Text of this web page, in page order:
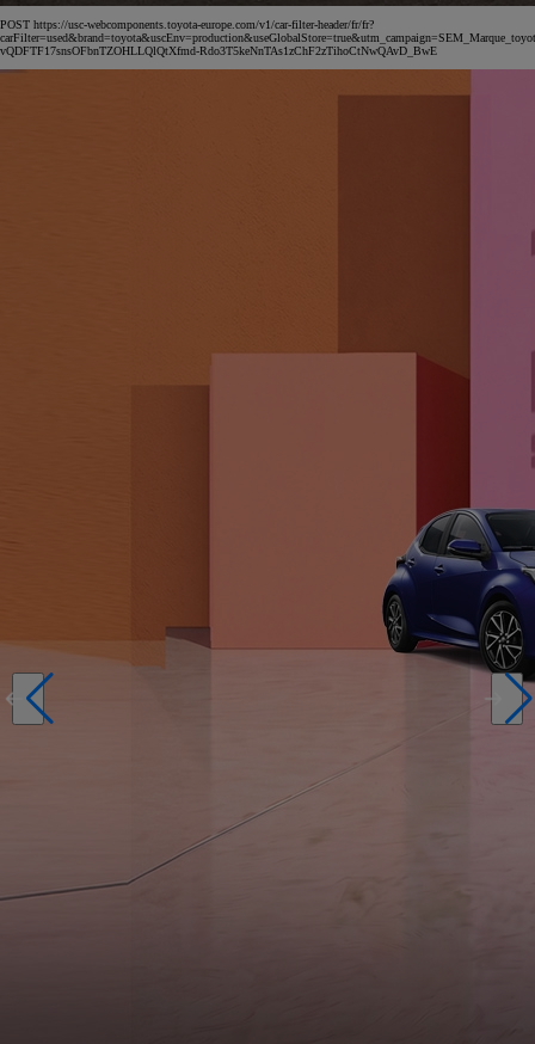
POST https://usc-webcomponents.toyota-europe.com/v1/car-filter-header/fr/fr?
vQDFTF17snsOFbnTZOHLLQlQtXfmd-Rdo3T5keNnTAs1zChF2zTihoCtNwQAvD_BwE